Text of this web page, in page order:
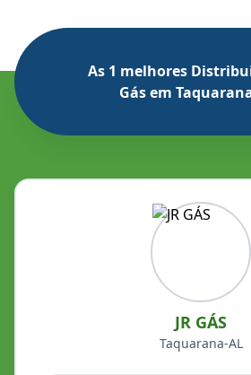
As 1 melhores
Gás em
JR GÁS
Taquarana-AL